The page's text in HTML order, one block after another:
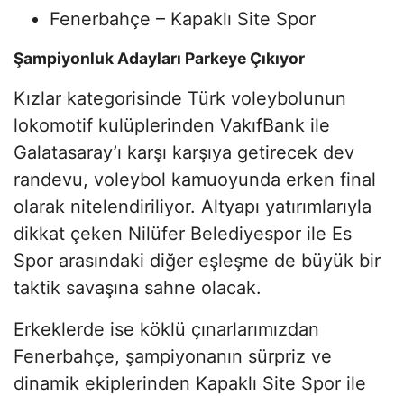
Fenerbahçe – Kapaklı Site Spor
Şampiyonluk Adayları Parkeye Çıkıyor
Kızlar kategorisinde Türk voleybolunun
lokomotif kulüplerinden VakıfBank ile
Galatasaray’ı karşı karşıya getirecek dev
randevu, voleybol kamuoyunda erken final
olarak nitelendiriliyor. Altyapı yatırımlarıyla
dikkat çeken Nilüfer Belediyespor ile Es
Spor arasındaki diğer eşleşme de büyük bir
taktik savaşına sahne olacak.
Erkeklerde ise köklü çınarlarımızdan
Fenerbahçe, şampiyonanın sürpriz ve
dinamik ekiplerinden Kapaklı Site Spor ile